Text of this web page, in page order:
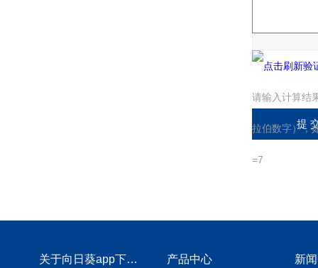
请输入计算结
拉伯数字），
=7
关于向日葵app下载安装官方免费下载 产品中心 新